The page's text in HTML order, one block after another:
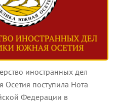
иностранных дел
поступила Нота
Федерации в